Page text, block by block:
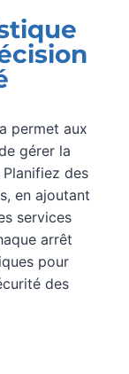
permet aux
gérer la
des
en ajoutant
services
arrêt
pour
des